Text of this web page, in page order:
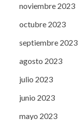
noviembre 2023
octubre 2023
septiembre 2023
agosto 2023
julio 2023
junio 2023
mayo 2023